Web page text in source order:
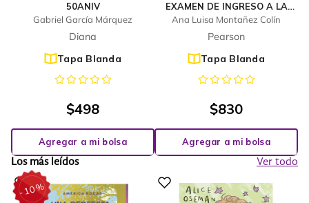
50ANIV
Gabriel García Márquez
Diana
Tapa Blanda
$498
Agregar a mi bolsa
EXAMEN DE INGRESO A LA
UNIVERSIDAD
Ana Luisa Montañez Colín
Pearson
Tapa Blanda
$830
Agregar a mi bolsa
Los más leídos
Ver todo
-10%